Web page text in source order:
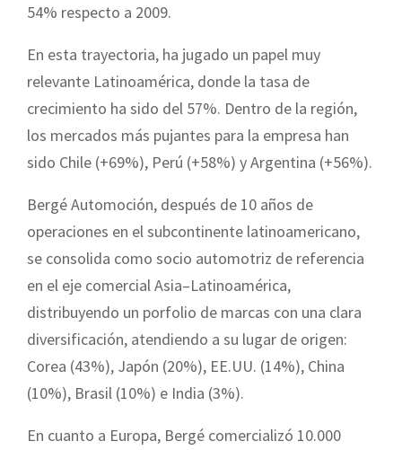
54% respecto a 2009.
En esta trayectoria, ha jugado un papel muy
relevante Latinoamérica, donde la tasa de
crecimiento ha sido del 57%. Dentro de la región,
los mercados más pujantes para la empresa han
sido Chile (+69%), Perú (+58%) y Argentina (+56%).
Bergé Automoción, después de 10 años de
operaciones en el subcontinente latinoamericano,
se consolida como socio automotriz de referencia
en el eje comercial Asia–Latinoamérica,
distribuyendo un porfolio de marcas con una clara
diversificación, atendiendo a su lugar de origen:
Corea (43%), Japón (20%), EE.UU. (14%), China
(10%), Brasil (10%) e India (3%).
En cuanto a Europa, Bergé comercializó 10.000